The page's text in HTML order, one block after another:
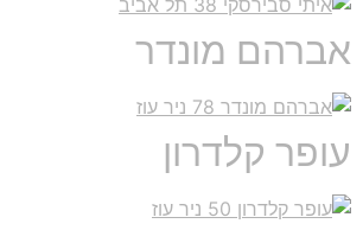
אברהם מונדר
עופר קלדרון